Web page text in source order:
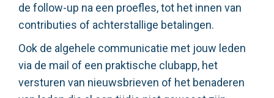
de follow-up na een proefles, tot het innen van
contributies of achterstallige betalingen.
Ook de algehele communicatie met jouw leden
via de mail of een praktische clubapp, het
versturen van nieuwsbrieven of het benaderen